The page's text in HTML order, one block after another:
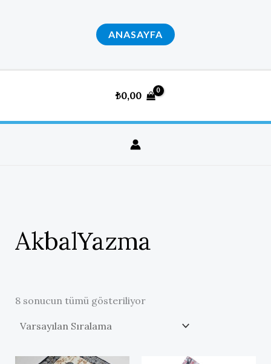
ANASAYFA
₺0,00
AkbalYazma
8 sonucun tümü gösteriliyor